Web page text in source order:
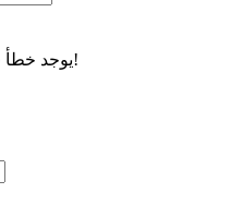
يوجد خطأ في اسم المستخدم أو كلمة المرور!